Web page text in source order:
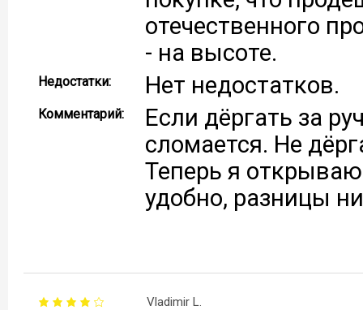
отечественного
- на высоте.
Недостатки: Нет недостатков.
Комментарий:
Если дёргать за
сломается. Не
Теперь я
удобно, разницы
Vladimir L.